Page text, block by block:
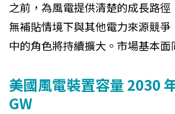
之前，為風電提供清楚的成長路徑
無補貼情境下與其他電力來源競爭
中的角色將持續擴大。市場基本面
美國風電裝置容量 2030
GW